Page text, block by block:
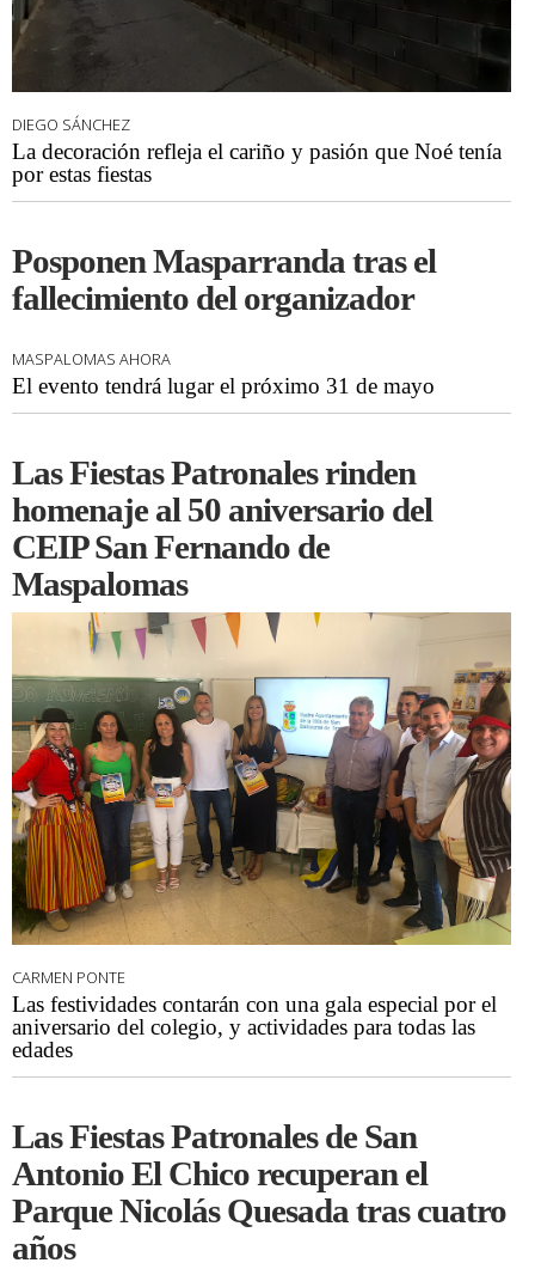
DIEGO SÁNCHEZ
La decoración refleja el cariño y pasión que Noé tenía
por estas fiestas
Posponen Masparranda tras el
fallecimiento del organizador
MASPALOMAS AHORA
El evento tendrá lugar el próximo 31 de mayo
Las Fiestas Patronales rinden
homenaje al 50 aniversario del
CEIP San Fernando de
Maspalomas
CARMEN PONTE
Las festividades contarán con una gala especial por el
aniversario del colegio, y actividades para todas las
edades
Las Fiestas Patronales de San
Antonio El Chico recuperan el
Parque Nicolás Quesada tras cuatro
años